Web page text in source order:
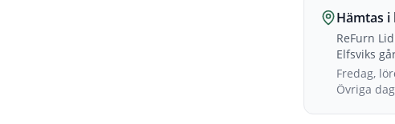
Hämtas
ReFurn
Elfsviks
Fredag,
Övriga